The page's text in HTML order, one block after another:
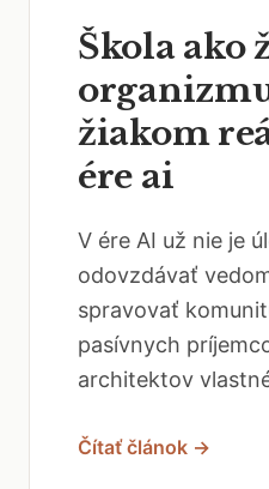
Škola ako
žiakom
ére ai
V ére AI už nie je
odovzdávať
spravovať
pasívnych
architektov
Čítať článok →